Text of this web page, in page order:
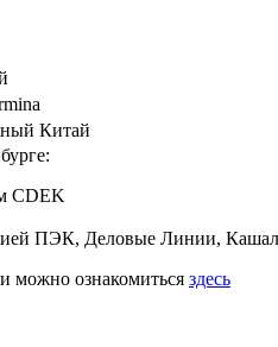
Китай
CDEK
ПЭК, Деловые Линии,
можно ознакомиться здесь